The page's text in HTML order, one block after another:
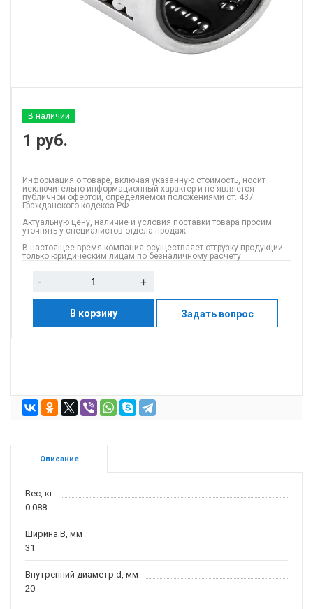
В наличии
1 руб.
Информация о товаре, включая указанную стоимость, носит
исключительно информационный характер и не является
публичной офертой, определяемой положениями ст. 437
Гражданского кодекса РФ.
Актуальную цену, наличие и условия поставки товара просим
уточнять у специалистов отдела продаж.
В настоящее время компания осуществляет отгрузку продукции
только юридическим лицам по безналичному расчету.
- +
В корзину Задать вопрос
Описание
Вес, кг
0.088
Ширина B, мм
31
Внутренний диаметр d, мм
20